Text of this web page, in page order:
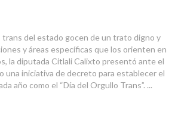
trans del estado gocen de un trato digno y
y áreas específicas que los orienten en
la diputada Citlali Calixto presentó ante el
una iniciativa de decreto para establecer el
año como el “Día del Orgullo Trans”. ...